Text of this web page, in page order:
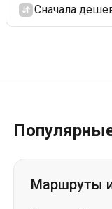
Сначала
Маршруты